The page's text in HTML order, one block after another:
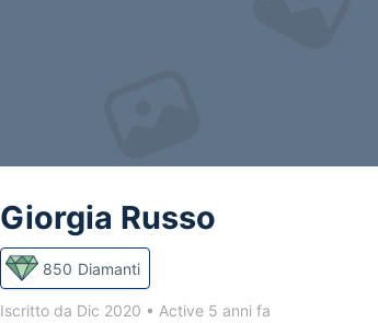
Giorgia Russo
850 Diamanti
Iscritto da Dic 2020 • Active 5 anni fa